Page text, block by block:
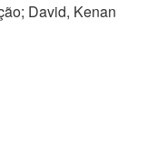
David, Kenan